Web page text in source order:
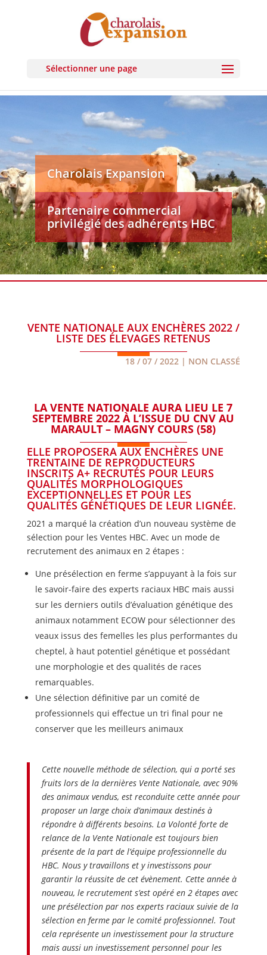
Sélectionner une page
Charolais Expansion
Partenaire commercial
privilégié des adhérents HBC
VENTE NATIONALE AUX ENCHÈRES 2022 /
LISTE DES ÉLEVAGES RETENUS
18 / 07 / 2022 | NON CLASSÉ
LA VENTE NATIONALE AURA LIEU LE 7
SEPTEMBRE 2022 À L’ISSUE DU CNV AU
MARAULT – MAGNY COURS (58)
ELLE PROPOSERA AUX ENCHÈRES UNE
TRENTAINE DE REPRODUCTEURS
INSCRITS A+ RECRUTÉS POUR LEURS
QUALITÉS MORPHOLOGIQUES
EXCEPTIONNELLES ET POUR LES
QUALITÉS GÉNÉTIQUES DE LEUR LIGNÉE.
2021 a marqué la création d’un nouveau système de
sélection pour les Ventes HBC. Avec un mode de
recrutement des animaux en 2 étapes :
Une présélection en ferme s’appuyant à la fois sur
le savoir-faire des experts raciaux HBC mais aussi
sur les derniers outils d’évaluation génétique des
animaux notamment ECOW pour sélectionner des
veaux issus des femelles les plus performantes du
cheptel, à haut potentiel génétique et possédant
une morphologie et des qualités de races
remarquables.
Une sélection définitive par un comité de
professionnels qui effectue un tri final pour ne
conserver que les meilleurs animaux
Cette nouvelle méthode de sélection, qui a porté ses
fruits lors de la dernières Vente Nationale, avec 90%
des animaux vendus, est reconduite cette année pour
proposer un large choix d’animaux destinés à
répondre à différents besoins. La Volonté forte de
relance de la Vente Nationale est toujours bien
présente de la part de l’équipe professionnelle du
HBC. Nous y travaillons et y investissons pour
garantir la réussite de cet évènement. Cette année à
nouveau, le recrutement s’est opéré en 2 étapes avec
une présélection par nos experts raciaux suivie de la
sélection en ferme par le comité professionnel. Tout
cela représente un investissement pour la structure
mais aussi un investissement personnel pour les